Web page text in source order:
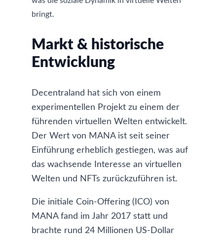
bringt.
Markt & historische
Entwicklung
Decentraland hat sich von einem
experimentellen Projekt zu einem der
führenden virtuellen Welten entwickelt.
Der Wert von MANA ist seit seiner
Einführung erheblich gestiegen, was auf
das wachsende Interesse an virtuellen
Welten und NFTs zurückzuführen ist.
Die initiale Coin-Offering (ICO) von
MANA fand im Jahr 2017 statt und
brachte rund 24 Millionen US-Dollar